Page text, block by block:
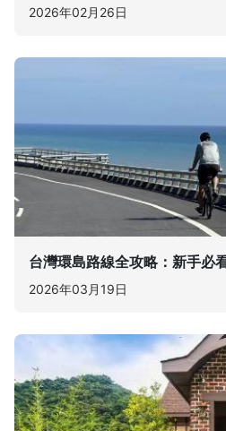
2026年02月26日
台灣環島路線全攻略：新手必
2026年03月19日